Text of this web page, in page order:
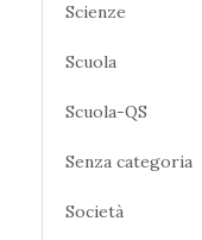
Scienze
Scuola
Scuola-QS
Senza categoria
Società